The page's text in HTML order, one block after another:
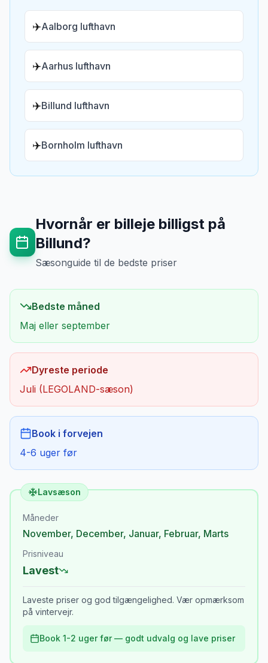
✈️Aalborg lufthavn
✈️Aarhus lufthavn
✈️Billund lufthavn
✈️Bornholm lufthavn
Hvornår er billeje billigst på
Billund?
Sæsonguide til de bedste priser
Bedste måned
Maj eller september
Dyreste periode
Juli (LEGOLAND-sæson)
Book i forvejen
4-6 uger før
Lavsæson
Måneder
November, December, Januar, Februar, Marts
Prisniveau
Lavest
Laveste priser og god tilgængelighed. Vær opmærksom
på vintervejr.
Book 1-2 uger før — godt udvalg og lave priser